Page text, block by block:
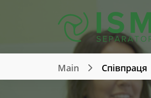
Main Співпраця